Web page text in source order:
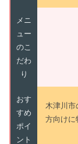
メニ
ュー
のこ
だわ
り
おす
すめ
ポイ
ント
木津川市
方向けに